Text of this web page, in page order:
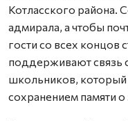
Котласского района.
адмирала, а чтобы
гости со всех концов
поддерживают связь
школьников, который
сохранением памяти